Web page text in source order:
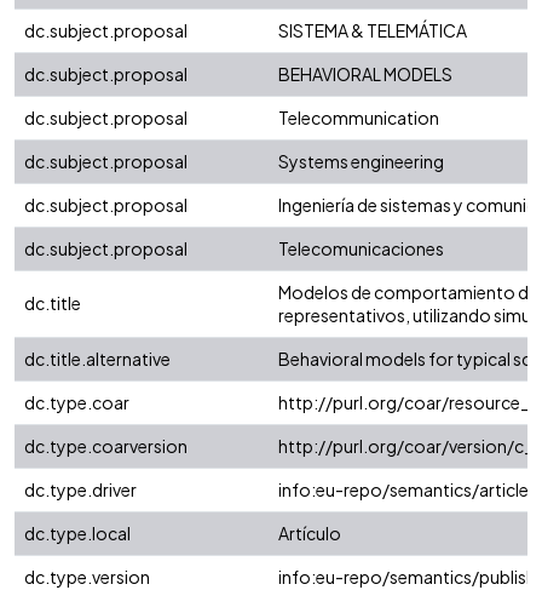
dc.subject.proposal
SISTEMA & TELEMÁTICA
dc.subject.proposal
BEHAVIORAL MODELS
dc.subject.proposal
Telecommunication
dc.subject.proposal
Systems engineering
dc.subject.proposal
Ingeniería de sistemas y
dc.subject.proposal
Telecomunicaciones
dc.title
Modelos de comportamiento de
representativos, utilizando
dc.title.alternative
Behavioral models for typical
dc.type.coar
http://purl.org/coar/
dc.type.coarversion
http://purl.org/coar/version/
dc.type.driver
info:eu-repo/semantics/article
dc.type.local
Artículo
dc.type.version
info:eu-repo/semantics/